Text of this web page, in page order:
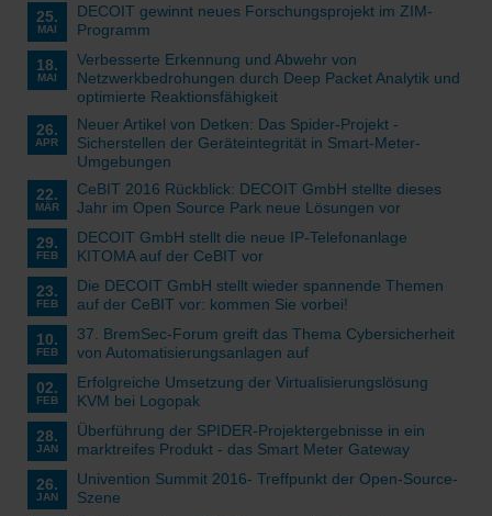
25.
MAI
DECOIT gewinnt neues Forschungsprojekt im ZIM-
Programm
18.
MAI
Verbesserte Erkennung und Abwehr von
Netzwerkbedrohungen durch Deep Packet Analytik und
optimierte Reaktionsfähigkeit
26.
APR
Neuer Artikel von Detken: Das Spider-Projekt -
Sicherstellen der Geräteintegrität in Smart-Meter-
Umgebungen
22.
MÄR
CeBIT 2016 Rückblick: DECOIT GmbH stellte dieses
Jahr im Open Source Park neue Lösungen vor
29.
FEB
DECOIT GmbH stellt die neue IP-Telefonanlage
KITOMA auf der CeBIT vor
23.
FEB
Die DECOIT GmbH stellt wieder spannende Themen
auf der CeBIT vor: kommen Sie vorbei!
10.
FEB
37. BremSec-Forum greift das Thema Cybersicherheit
von Automatisierungsanlagen auf
02.
FEB
Erfolgreiche Umsetzung der Virtualisierungslösung
KVM bei Logopak
28.
JAN
Überführung der SPIDER-Projektergebnisse in ein
marktreifes Produkt - das Smart Meter Gateway
26.
JAN
Univention Summit 2016- Treffpunkt der Open-Source-
Szene